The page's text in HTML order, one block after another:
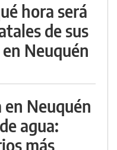
hora será
de sus
Neuquén
Neuquén
agua:
más